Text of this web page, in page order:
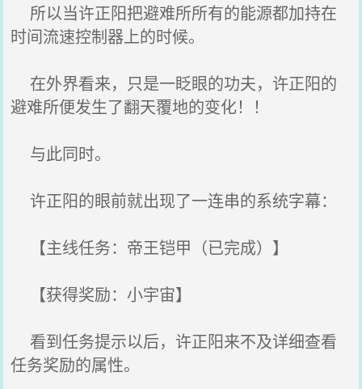
所以当许正阳把避难所所有的能源都加持在
时间流速控制器上的时候。
在外界看来，只是一眨眼的功夫，许正阳的
避难所便发生了翻天覆地的变化！！
与此同时。
许正阳的眼前就出现了一连串的系统字幕：
【主线任务：帝王铠甲（已完成）】
【获得奖励：小宇宙】
看到任务提示以后，许正阳来不及详细查看
任务奖励的属性。